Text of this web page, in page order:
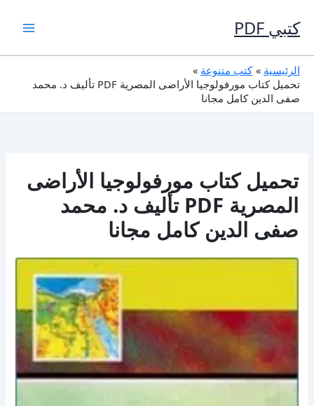
إلى
المحتوى
كتبي PDF
الرئيسية
كتب متنوعة
تحميل كتاب مورفولوجيا الأراضى المصرية PDF تأليف د. محمد
صفى الدين كامل مجانا
تحميل كتاب مورفولوجيا الأراضى
المصرية PDF تأليف د. محمد
صفى الدين كامل مجانا